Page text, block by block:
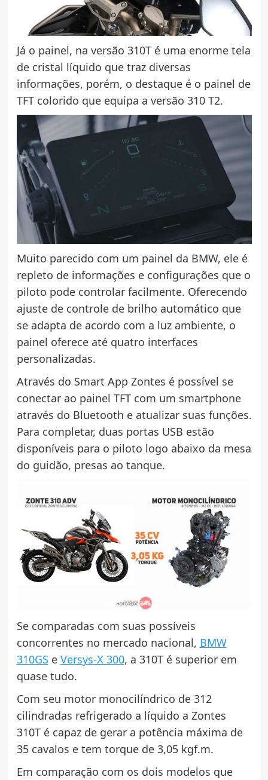
Já o painel, na versão 310T é uma enorme tela
de cristal líquido que traz diversas
informações, porém, o destaque é o painel de
TFT colorido que equipa a versão 310 T2.
Muito parecido com um painel da BMW, ele é
repleto de informações e configurações que o
piloto pode controlar facilmente. Oferecendo
ajuste de controle de brilho automático que
se adapta de acordo com a luz ambiente, o
painel oferece até quatro interfaces
personalizadas.
Através do Smart App Zontes é possível se
conectar ao painel TFT com um smartphone
através do Bluetooth e atualizar suas funções.
Para completar, duas portas USB estão
disponíveis para o piloto logo abaixo da mesa
do guidão, presas ao tanque.
Se comparadas com suas possíveis
concorrentes no mercado nacional, BMW
310GS e Versys-X 300, a 310T é superior em
quase tudo.
Com seu motor monocilíndrico de 312
cilindradas refrigerado a líquido a Zontes
310T é capaz de gerar a potência máxima de
35 cavalos e tem torque de 3,05 kgf.m.
Em comparação com os dois modelos que